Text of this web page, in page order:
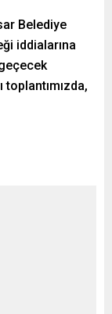
Belediye
iddialarına
toplantımızda,